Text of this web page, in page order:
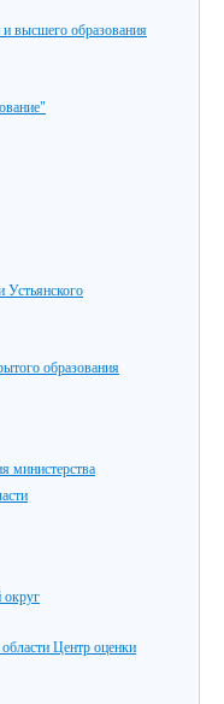
высшего образования
Устьянского
образования
министерства
округ
Центр оценки